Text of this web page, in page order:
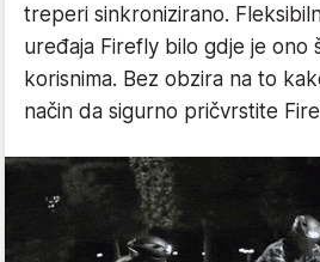
treperi sinkronizirano.
uređaja Firefly bilo gdje je ono
korisnima. Bez obzira na to
način da sigurno pričvrstite